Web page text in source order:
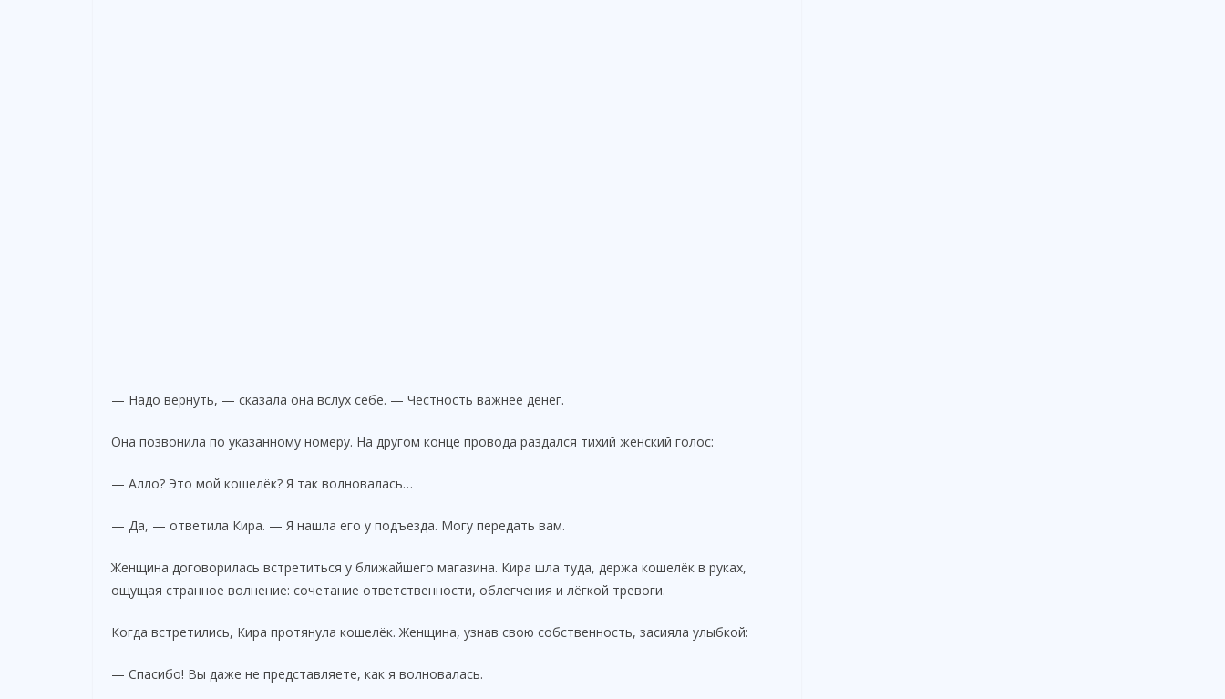
— Надо вернуть, — сказала она вслух себе. — Честность важнее денег.
Она позвонила по указанному номеру. На другом конце провода раздался тихий женский голос:
— Алло? Это мой кошелёк? Я так волновалась…
— Да, — ответила Кира. — Я нашла его у подъезда. Могу передать вам.
Женщина договорилась встретиться у ближайшего магазина. Кира шла туда, держа кошелёк в руках,
ощущая странное волнение: сочетание ответственности, облегчения и лёгкой тревоги.
Когда встретились, Кира протянула кошелёк. Женщина, узнав свою собственность, засияла улыбкой:
— Спасибо! Вы даже не представляете, как я волновалась.